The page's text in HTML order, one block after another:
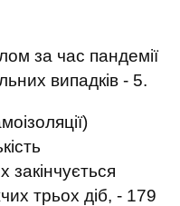
за час пандемії
випадків - 5.
закінчується
трьох діб, - 179